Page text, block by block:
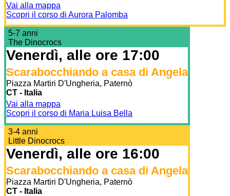
Vai alla mappa
Scopri il corso di Aurora Palomba
5-7 anni
The Dinocrocs
Venerdì, alle ore 17:00
Scarabocchiando a casa di Angela
Piazza Martiri D'Ungheria, Paternò
CT - Italia
Vai alla mappa
Scopri il corso di Maria Luisa Bella
3-4 anni
Little Dinocrocs
Venerdì, alle ore 16:00
Scarabocchiando a casa di Angela
Piazza Martiri D'Ungheria, Paternò
CT - Italia